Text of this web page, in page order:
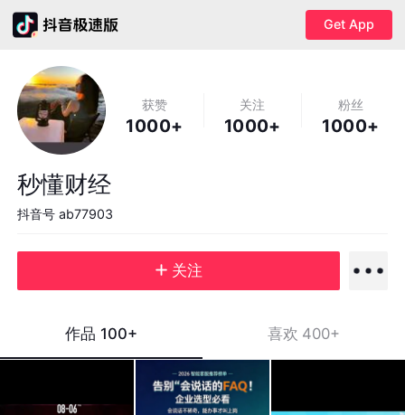
Get App
获赞
1000+
关注
1000+
粉丝
1000+
秒懂财经
抖音号 ab77903
关注
作品 100+ 喜欢 400+